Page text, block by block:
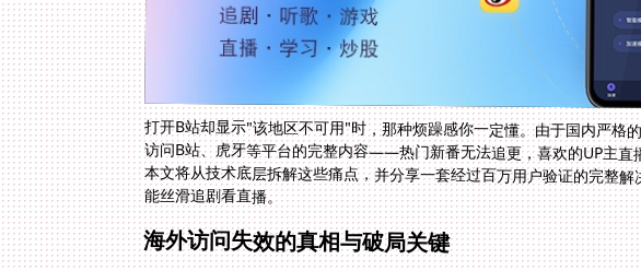
打开B站却显示"该地区不可用"时，那种烦躁感你一定懂。由于国内严格
访问B站、虎牙等平台的完整内容——热门新番无法追更，喜欢的UP主
本文将从技术底层拆解这些痛点，并分享一套经过百万用户验证的完整
能丝滑追剧看直播。
海外访问失效的真相与破局关键